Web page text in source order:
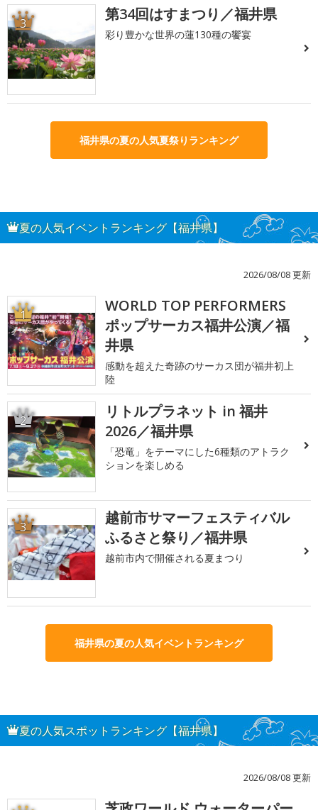
3 第34回はすまつり／福井県
彩り豊かな世界の蓮130種の饗宴
福井県の夏の人気夏祭りランキング
夏の人気イベントランキング【福井県】
2026/08/08 更新
1
WORLD TOP PERFORMERS
ポップサーカス福井公演／福
井県
感動を超えた奇跡のサーカス団が福井初上
陸
2
リトルプラネット in 福井
2026／福井県
「恐竜」をテーマにした6種類のアトラク
ションを楽しめる
3
越前市サマーフェスティバル
ふるさと祭り／福井県
越前市内で開催される夏まつり
福井県の夏の人気イベントランキング
夏の人気スポットランキング【福井県】
2026/08/08 更新